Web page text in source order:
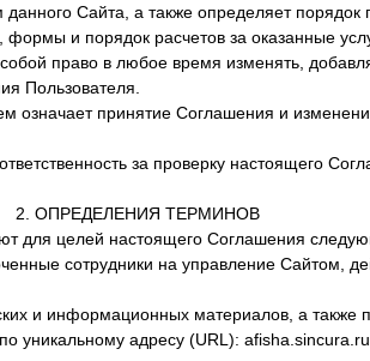
Сайта, а также определяет порядок
формы и порядок расчетов за оказанные
право в любое время изменять,
Пользователя.
означает принятие Соглашения и
за проверку настоящего
2. ОПРЕДЕЛЕНИЯ ТЕРМИНОВ
для целей настоящего Соглашения
сотрудники на управление Сайтом,
и информационных материалов, а
уникальному адресу (URL):